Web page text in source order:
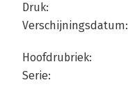
Druk:
Verschijningsdatum:
Hoofdrubriek:
Serie: